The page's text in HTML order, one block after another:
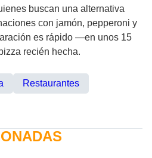
buscan una alternativa
con jamón, pepperoni y
es rápido —en unos 15
recién hecha.
Restaurantes